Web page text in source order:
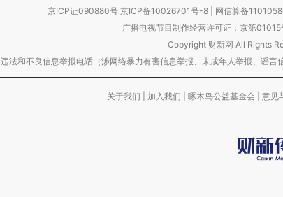
京ICP证090880号 京ICP备10026701号-8 网信算备
广播电视节目制作经营许可证：京第01015
Copyright 财新网 All Rights
违法和不良信息举报电话（涉网络暴力有害信息举报、未成年人举报、
关于我们 加入我们 啄木鸟公益基金会 意见